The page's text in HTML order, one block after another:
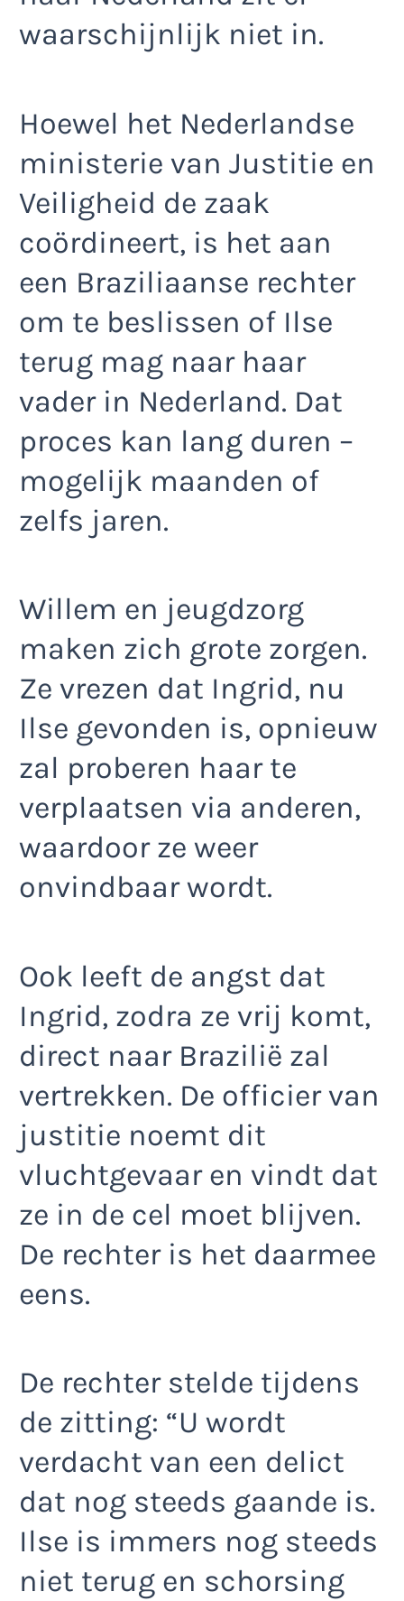
waarschijnlijk niet in.
Hoewel het Nederlandse
ministerie van Justitie en
Veiligheid de zaak
coördineert, is het aan
een Braziliaanse rechter
om te beslissen of Ilse
terug mag naar haar
vader in Nederland. Dat
proces kan lang duren –
mogelijk maanden of
zelfs jaren.
Willem en jeugdzorg
maken zich grote zorgen.
Ze vrezen dat Ingrid, nu
Ilse gevonden is, opnieuw
zal proberen haar te
verplaatsen via anderen,
waardoor ze weer
onvindbaar wordt.
Ook leeft de angst dat
Ingrid, zodra ze vrij komt,
direct naar Brazilië zal
vertrekken. De officier van
justitie noemt dit
vluchtgevaar en vindt dat
ze in de cel moet blijven.
De rechter is het daarmee
eens.
De rechter stelde tijdens
de zitting: “U wordt
verdacht van een delict
dat nog steeds gaande is.
Ilse is immers nog steeds
niet terug en schorsing